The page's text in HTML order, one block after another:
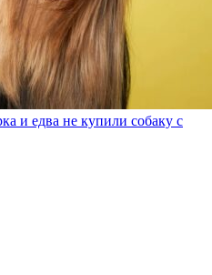
и едва не купили собаку с